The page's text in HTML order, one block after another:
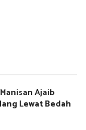
Ajaib
Lewat Bedah